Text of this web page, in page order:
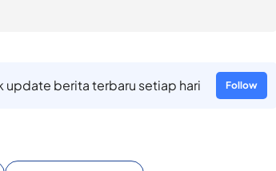
update berita terbaru setiap hari Follow